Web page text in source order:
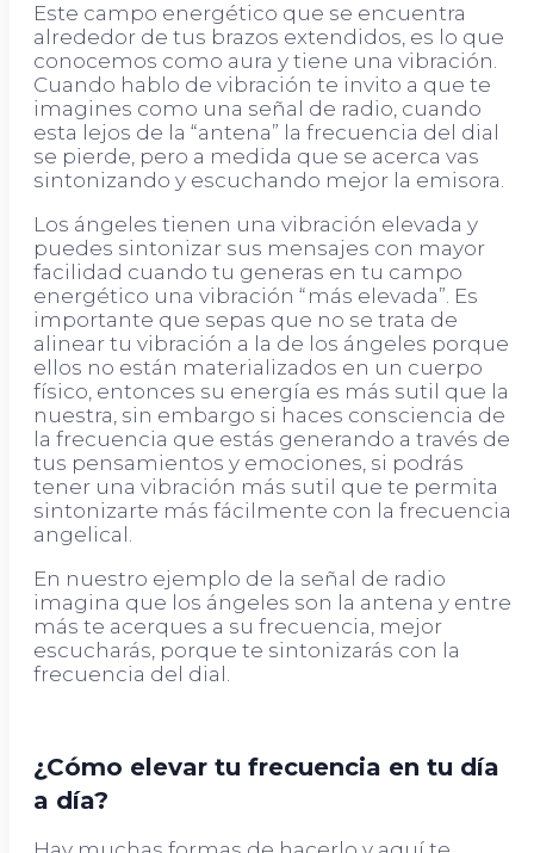
Este campo energético que se encuentra
alrededor de tus brazos extendidos, es lo que
conocemos como aura y tiene una vibración.
Cuando hablo de vibración te invito a que te
imagines como una señal de radio, cuando
esta lejos de la “antena” la frecuencia del dial
se pierde, pero a medida que se acerca vas
sintonizando y escuchando mejor la emisora.
Los ángeles tienen una vibración elevada y
puedes sintonizar sus mensajes con mayor
facilidad cuando tu generas en tu campo
energético una vibración “más elevada”. Es
importante que sepas que no se trata de
alinear tu vibración a la de los ángeles porque
ellos no están materializados en un cuerpo
físico, entonces su energía es más sutil que la
nuestra, sin embargo si haces consciencia de
la frecuencia que estás generando a través de
tus pensamientos y emociones, si podrás
tener una vibración más sutil que te permita
sintonizarte más fácilmente con la frecuencia
angelical.
En nuestro ejemplo de la señal de radio
imagina que los ángeles son la antena y entre
más te acerques a su frecuencia, mejor
escucharás, porque te sintonizarás con la
frecuencia del dial.
¿Cómo elevar tu frecuencia en tu día
a día?